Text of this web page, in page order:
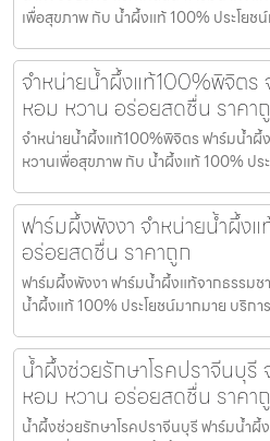
เพื่อสุขภาพ กับ น้ำผึ้งแท้ 100% ประโยช
จำหน่ายน้ำผึ้งแท้100%พิจิตร
หอม หวาน อร่อยสดชื่น ราคา
จำหน่ายน้ำผึ้งแท้100%พิจิตร ฟาร์มน้ำผึ้
หวานเพื่อสุขภาพ กับ น้ำผึ้งแท้ 100% ปร
ฟาร์มผึ้งพังงา จำหน่ายน้ำผึ้ง
อร่อยสดชื่น ราคาถูก
ฟาร์มผึ้งพังงา ฟาร์มน้ำผึ้งแท้จากธรรม
น้ำผึ้งแท้ 100% ประโยชน์มากมาย บริกา
น้ำผึ้งช่วยรักษาโรคปราจีนบุ
หอม หวาน อร่อยสดชื่น ราคา
น้ำผึ้งช่วยรักษาโรคปราจีนบุรี ฟาร์มน้ำผึ้